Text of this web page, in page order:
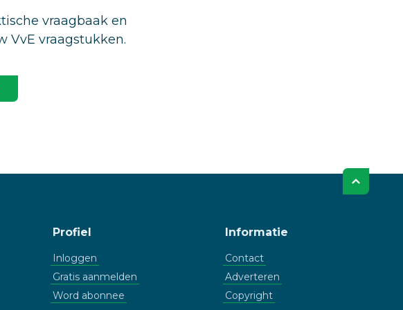
vraagbaak en
VvE vraagstukken.
Profiel
Inloggen
Gratis aanmelden
Word abonnee
Informatie
Contact
Adverteren
Copyright